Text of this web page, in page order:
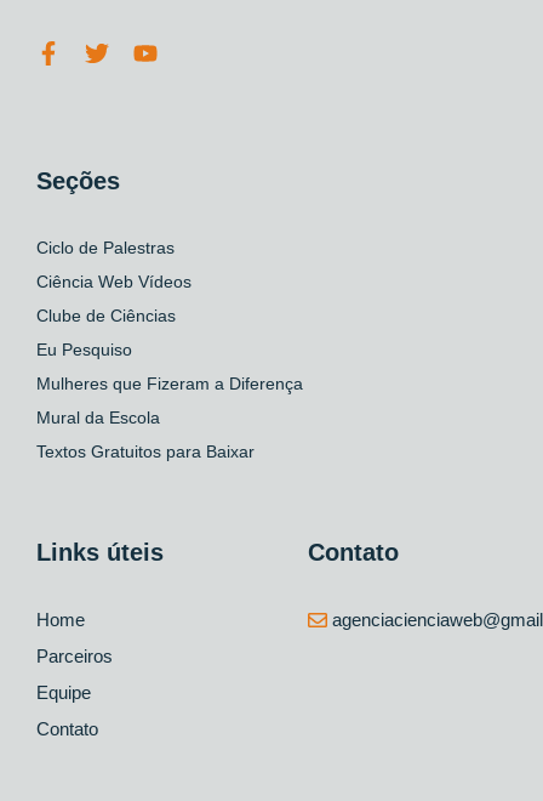
Seções
Ciclo de Palestras
Ciência Web Vídeos
Clube de Ciências
Eu Pesquiso
Mulheres que Fizeram a Diferença
Mural da Escola
Textos Gratuitos para Baixar
Links úteis
Home
Parceiros
Equipe
Contato
Contato